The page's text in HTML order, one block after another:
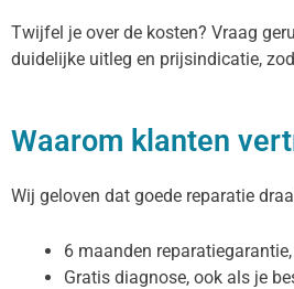
Twijfel je over de kosten? Vraag
duidelijke uitleg en prijsindicatie,
Waarom klanten
Wij geloven dat goede reparatie
6 maanden
Gratis diagnose, ook als je